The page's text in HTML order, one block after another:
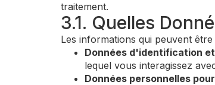
traitement.
3.1. Quelles
Les informations qui peuvent
Données d'identification
lequel vous interagissez
Données personnelles